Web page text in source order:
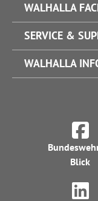
WALHALLA
SERVICE &
WALHALLA
Blick